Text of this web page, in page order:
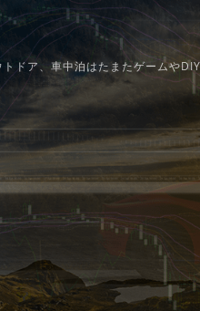
ドア、車中泊はたまたゲームや